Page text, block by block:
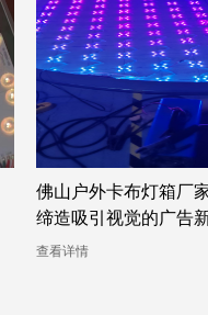
佛山户外卡布灯箱厂
缔造吸引视觉的广告
查看详情